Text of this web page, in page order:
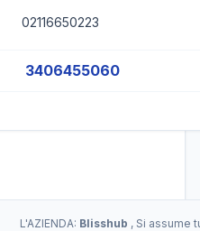
02116650223
3406455060
L'AZIENDA: Blisshub , Si assume